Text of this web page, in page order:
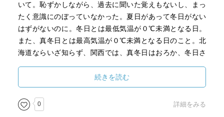
■懸念されるリスク（IPCC）
・脅威にさらされている独特な生態系や文化
地球上には、存続の危機にさらされている希少な生態系
や独特の文化などがあり、すでに気候変動によるリスクに
態系や文化の数は、世界平均一℃の気温上昇でも増加しま
す。サンゴ礁など適応能力が限られている生態系は、世界
平均二℃の気温上昇で非常に高いリスクにさらされます。
北極の海氷も、そのようなリスクにさらされています。
いて。恥ずかしながら、過去に聞いた覚えもないし、まっ
たく意識にのぼっていなかった。夏日があって冬日がない
はずがないのに。冬日とは最低気温が０℃未満となる日。
また、真冬日とは最高気温が０℃未満となる日のこと。北
海道ならいざ知らず、関西では、真冬日はおろか、冬日さ
ほど前なら、朝、道端に氷が張っていることもあったかも
しれない。最近はそういう光景を見なくなった。猛暑日、
真夏日なども含めて、基準を見直す必要があるのかもしれ
ない。
続きを読む
0 詳細をみる